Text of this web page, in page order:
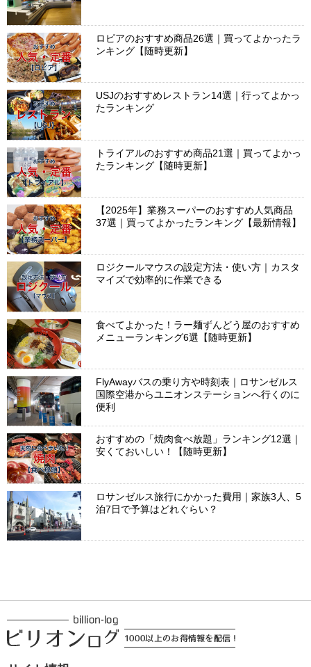
ロピアのおすすめ商品26選｜買ってよかったラ
ンキング【随時更新】
USJのおすすめレストラン14選｜行ってよかっ
たランキング
トライアルのおすすめ商品21選｜買ってよかっ
たランキング【随時更新】
【2025年】業務スーパーのおすすめ人気商品
37選｜買ってよかったランキング【最新情報】
ロジクールマウスの設定方法・使い方｜カスタ
マイズで効率的に作業できる
食べてよかった！ラー麺ずんどう屋のおすすめ
メニューランキング6選【随時更新】
FlyAwayバスの乗り方や時刻表｜ロサンゼルス
国際空港からユニオンステーションへ行くのに
便利
おすすめの「焼肉食べ放題」ランキング12選｜
安くておいしい！【随時更新】
ロサンゼルス旅行にかかった費用｜家族3人、5
泊7日で予算はどれぐらい？